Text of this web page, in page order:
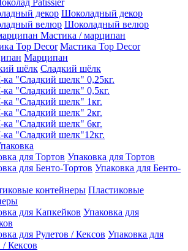
Patissier
Шоколадный декор
Шоколадный велюр
Мастика / марципан
Мастика Top Decor
Марципан
Сладкий шёлк
"Сладкий шелк" 0,25кг.
"Сладкий шелк" 0,5кг.
"Сладкий шелк" 1кг.
"Сладкий шелк" 2кг.
"Сладкий шелк" 6кг.
"Сладкий шелк"12кг.
Упаковка для Тортов
Упаковка для Бенто-
Пластиковые
Упаковка для
Упаковка для
/ Кексов